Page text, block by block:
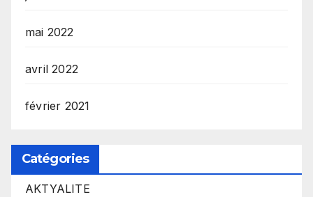
mai 2022
avril 2022
février 2021
Catégories
AKTYALITE